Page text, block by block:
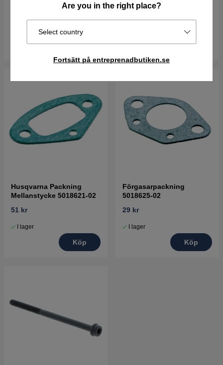
Are you in the right place?
Select country
Fortsätt på entreprenadbutiken.se
Köp
156 kr
Köp
Husqvarna Packning
Mellanstycke 5018621-02
51 kr
I lager
Köp
Förgasarpackning
5018625-02
29 kr
I lager
Köp